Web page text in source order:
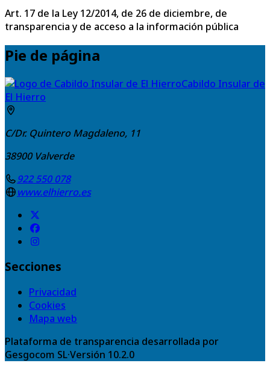
Art. 17 de la Ley 12/2014, de 26 de diciembre, de
transparencia y de acceso a la información pública
Pie de página
Cabildo Insular de
El Hierro
C/Dr. Quintero Magdaleno, 11
38900 Valverde
922 550 078
www.elhierro.es
Secciones
Privacidad
Cookies
Mapa web
Plataforma de transparencia desarrollada por
Gesgocom SL·Versión 10.2.0